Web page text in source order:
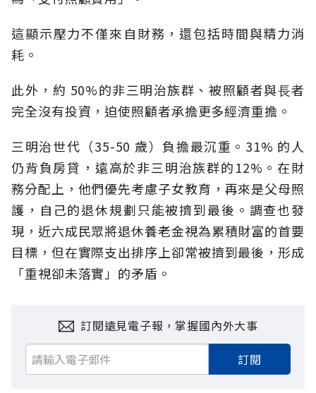
這顯示壓力不僅來自財務，還包括時間與精力消
耗。
此外，約 50%的非三明治族群、被照顧者與⻑者
完全沒有投資，迫使照顧者承擔更多經濟重擔。
三明治世代（35-50 歲）負擔最沉重。31% 的人
仍背負房貸，遠高於非三明治族群的12%。在財
務分配上，他們優先考慮子女教育，再來是父母照
護，自己的退休規劃只能被擠到最後。調查也發
現，近六成民眾將退休養老金視為累積財富的首要
目標，但在實際支出排序上卻常被擠到最後，形成
「重視卻未落實」的矛盾。
訂閱遠見電子報，掌握國內外大事
訂閱